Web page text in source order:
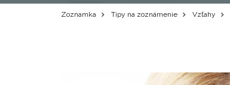
Zoznamka Tipy na zoznámenie Vzťahy